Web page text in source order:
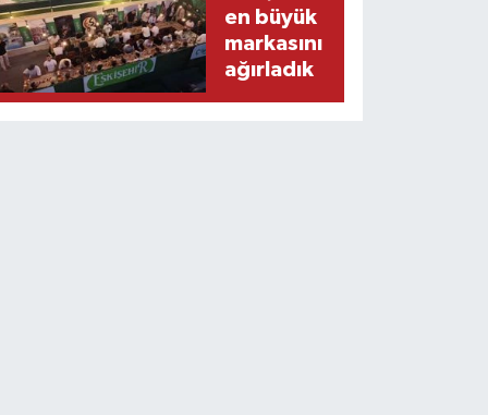
en büyük
markasını
ağırladık